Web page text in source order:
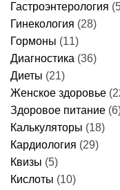
Гастроэнтерология
Гинекология (28)
Гормоны (11)
Диагностика (36)
Диеты (21)
Женское здоровье
Здоровое питание
Калькуляторы (18)
Кардиология (29)
Квизы (5)
Кислоты (10)